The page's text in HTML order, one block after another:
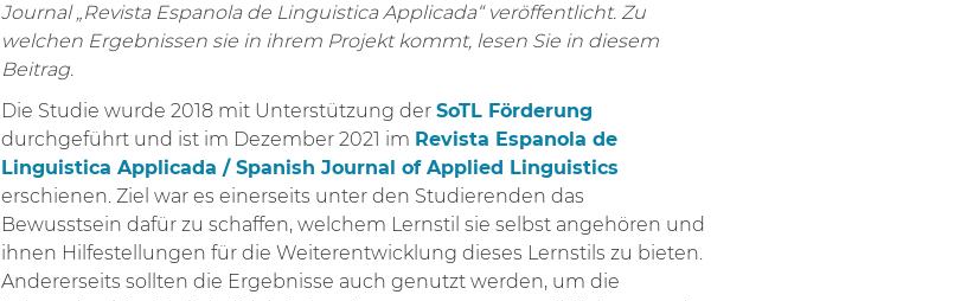
Journal „Revista Espanola de Linguistica Applicada“ veröffentlicht. Zu
welchen Ergebnissen sie in ihrem Projekt kommt, lesen Sie in diesem
Beitrag.
Die Studie wurde 2018 mit Unterstützung der SoTL Förderung
durchgeführt und ist im Dezember 2021 im Revista Espanola de
Linguistica Applicada / Spanish Journal of Applied Linguistics
erschienen. Ziel war es einerseits unter den Studierenden das
Bewusstsein dafür zu schaffen, welchem Lernstil sie selbst angehören und
ihnen Hilfestellungen für die Weiterentwicklung dieses Lernstils zu bieten.
Andererseits sollten die Ergebnisse auch genutzt werden, um die